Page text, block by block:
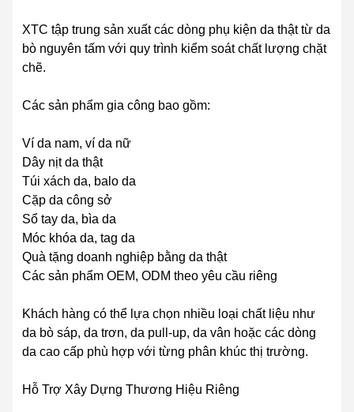
XTC tập trung sản xuất các dòng phụ kiện da thật từ da
bò nguyên tấm với quy trình kiểm soát chất lượng chặt
chẽ.
Các sản phẩm gia công bao gồm:
Ví da nam, ví da nữ
Dây nịt da thật
Túi xách da, balo da
Cặp da công sở
Sổ tay da, bìa da
Móc khóa da, tag da
Quà tặng doanh nghiệp bằng da thật
Các sản phẩm OEM, ODM theo yêu cầu riêng
Khách hàng có thể lựa chọn nhiều loại chất liệu như
da bò sáp, da trơn, da pull-up, da vân hoặc các dòng
da cao cấp phù hợp với từng phân khúc thị trường.
Hỗ Trợ Xây Dựng Thương Hiệu Riêng